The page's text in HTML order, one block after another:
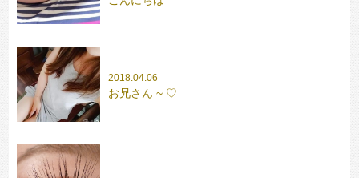
2018.04.06
お兄さん ~ ♡